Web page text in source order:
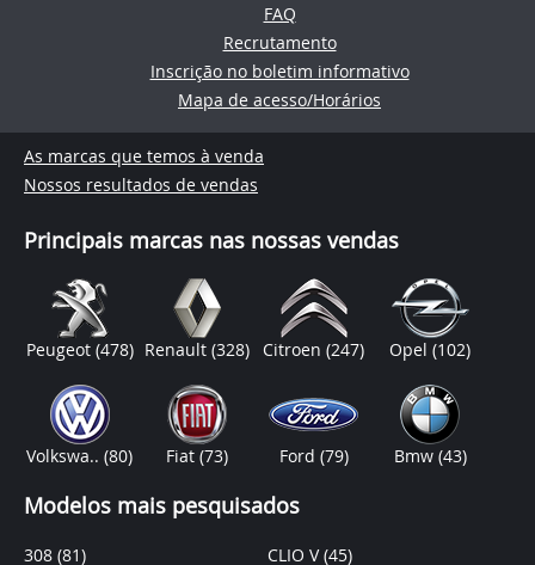
FAQ
Recrutamento
Inscrição no boletim informativo
Mapa de acesso/Horários
As marcas que temos à venda
Nossos resultados de vendas
Principais marcas nas nossas vendas
Peugeot (478) Renault (328) Citroen(247) Opel(102)
Volkswa..(80) Fiat (73) Ford (79) Bmw (43)
Modelos mais pesquisados
308 (81) CLIO V(45)